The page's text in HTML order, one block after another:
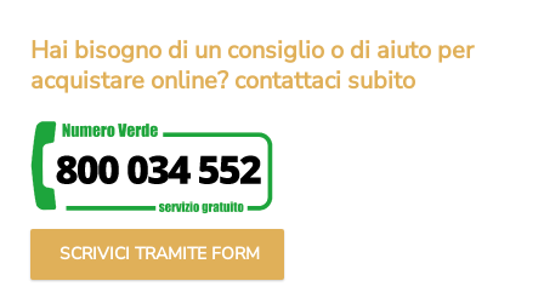
Hai bisogno di un consiglio o di aiuto per
acquistare online? contattaci subito
SCRIVICI TRAMITE FORM